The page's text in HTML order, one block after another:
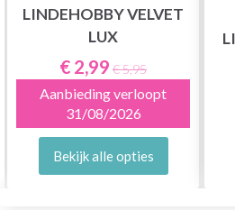
LINDEHOBBY VELVET
LUX
€ 2,99 € 5,95
Aanbieding verloopt
31/08/2026
Bekijk alle opties